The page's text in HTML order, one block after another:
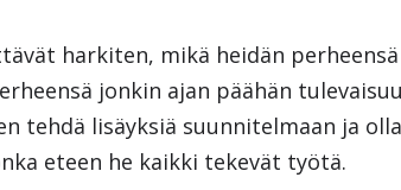
harkiten, mikä heidän
jonkin ajan päähän
tehdä lisäyksiä suunnitelmaan ja
eteen he kaikki tekevät työtä.